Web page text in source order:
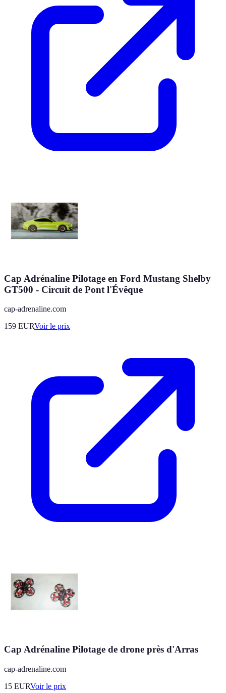
Cap Adrénaline Pilotage en Ford Mustang Shelby
GT500 - Circuit de Pont l'Évêque
cap-adrenaline.com
159 EURVoir le prix
Cap Adrénaline Pilotage de drone près d'Arras
cap-adrenaline.com
15 EURVoir le prix